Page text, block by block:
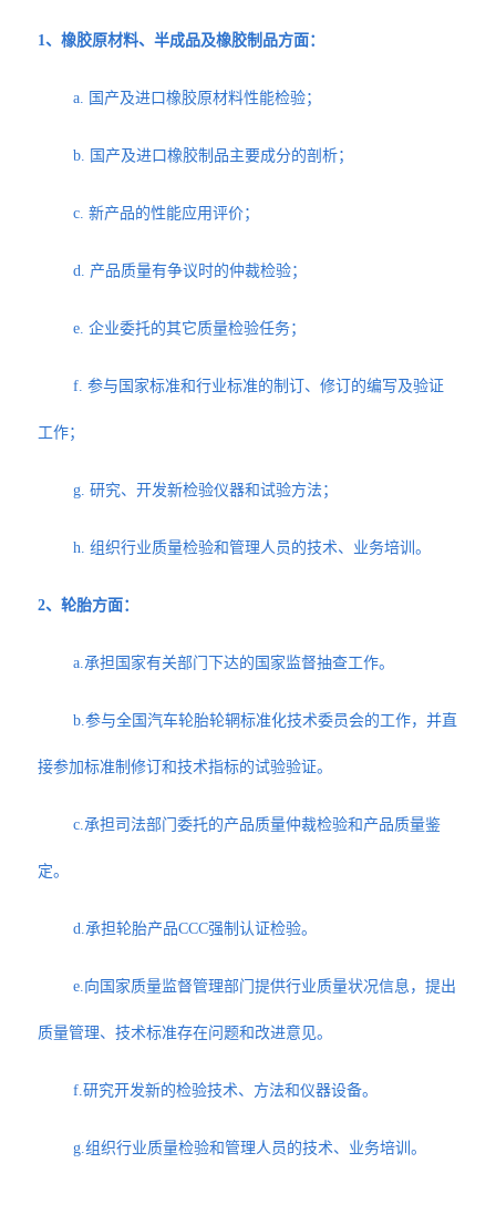
1、橡胶原材料、半成品及橡胶制品方面：
a. 国产及进口橡胶原材料性能检验；
b. 国产及进口橡胶制品主要成分的剖析；
c. 新产品的性能应用评价；
d. 产品质量有争议时的仲裁检验；
e. 企业委托的其它质量检验任务；
f. 参与国家标准和行业标准的制订、修订的编写及验证
工作；
g. 研究、开发新检验仪器和试验方法；
h. 组织行业质量检验和管理人员的技术、业务培训。
2、轮胎方面：
a.承担国家有关部门下达的国家监督抽查工作。
b.参与全国汽车轮胎轮辋标准化技术委员会的工作，并直
接参加标准制修订和技术指标的试验验证。
c.承担司法部门委托的产品质量仲裁检验和产品质量鉴
定。
d.承担轮胎产品CCC强制认证检验。
e.向国家质量监督管理部门提供行业质量状况信息，提出
质量管理、技术标准存在问题和改进意见。
f.研究开发新的检验技术、方法和仪器设备。
g.组织行业质量检验和管理人员的技术、业务培训。